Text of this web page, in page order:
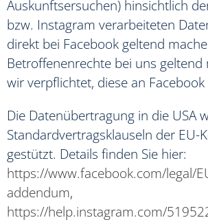
Auskunftsersuchen) hinsichtlich
bzw. Instagram verarbeiteten
direkt bei Facebook geltend
Betroffenenrechte bei uns geltend
wir verpflichtet, diese an
Die Datenübertragung in die USA
Standardvertragsklauseln der EU-
gestützt. Details finden Sie hier:
https://www.facebook.com/legal/
addendum,
https://help.instagram.com/